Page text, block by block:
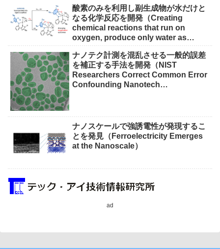
酸素のみを利用し副生成物が水だけと
なる化学反応を開発（Creating
chemical reactions that run on
oxygen, produce only water as
ナノテク計測を混乱させる一般的誤差
を補正する手法を開発（NIST
Researchers Correct Common Error
Confounding Nanotech
ナノスケールで強誘電性が発現するこ
とを発見（Ferroelectricity Emerges
at the Nanoscale）
ad